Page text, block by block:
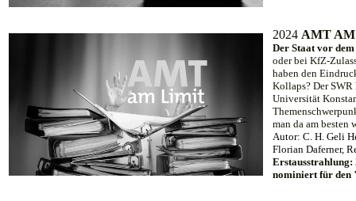
2024 AMT
Der Staat vor
oder bei KfZ-
haben den
Kollaps? Der SWR
Universität
man da am besten
Autor: C. H. Geli
Florian Daferner,
Erstausstrahlung:
nominiert für den